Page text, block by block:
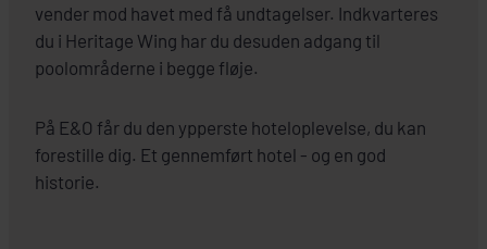
vender mod havet med få undtagelser. Indkvarteres
du i Heritage Wing har du desuden adgang til
poolområderne i begge fløje.
På E&O får du den ypperste hoteloplevelse, du kan
forestille dig. Et gennemført hotel - og en god
historie.